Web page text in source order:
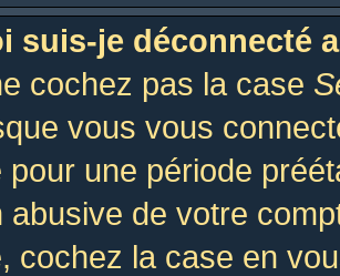
suis-je déconnecté
cochez pas la case
vous vous
pour une période
abusive de votre
cochez la case en